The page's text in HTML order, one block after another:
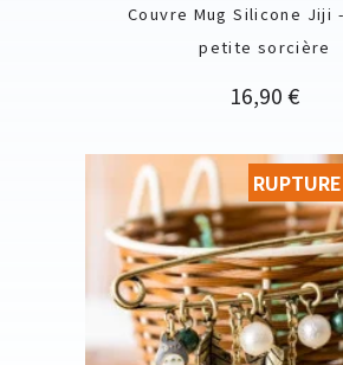
Couvre Mug Silicone Jiji
petite sorcière
Prix
16,90 €